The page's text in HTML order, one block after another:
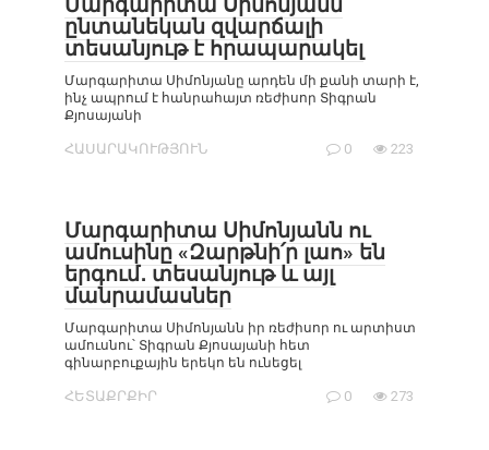
ընտանեկան զվարճալի
տեսանյութ է հրապարակել
Մարգարիտա Սիմոնյանը արդեն մի քանի տարի է,
ինչ ապրում է հանրահայտ ռեժիսոր Տիգրան
Քյոսայանի
ՀԱՍԱՐԱԿՈՒԹՅՈՒՆ 0 223
Մարգարիտա Սիմոնյանն ու
ամուսինը «Զարթնի՛ր լաո» են
երգում․ տեսանյութ և այլ
մանրամասներ
Մարգարիտա Սիմոնյանն իր ռեժիսոր ու արտիստ
ամուսնու՝ Տիգրան Քյոսայանի հետ
գինարբուքային երեկո են ունեցել
ՀԵՏԱՔՐՔԻՐ 0 273